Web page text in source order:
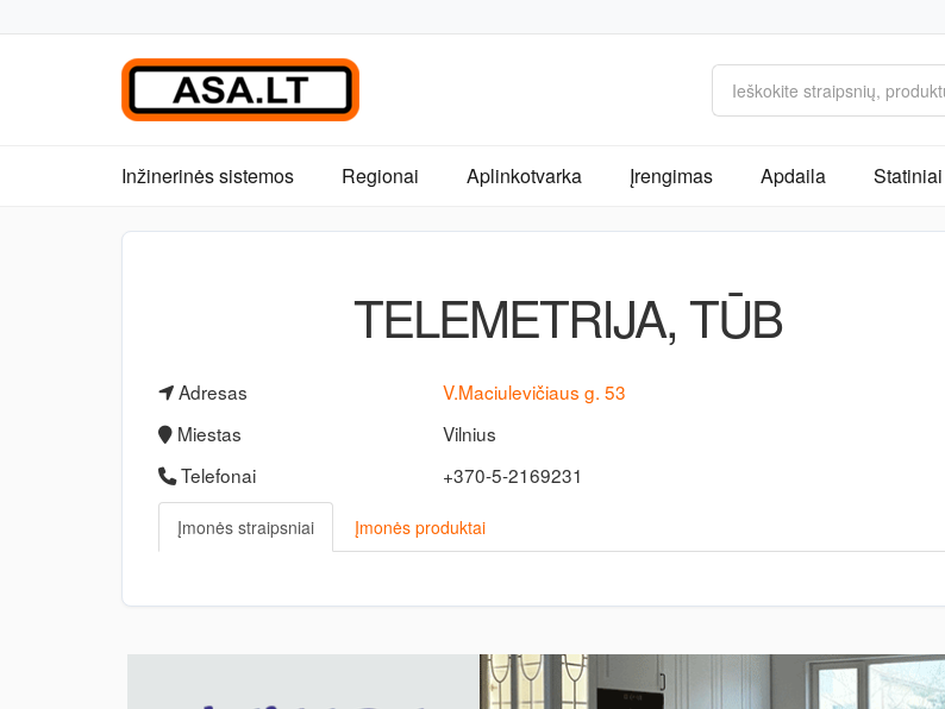
Inžinerinės sistemos Regionai Aplinkotvarka Įrengimas Apdaila Statiniai
TELEMETRIJA, TŪB
Adresas
V.Maciulevičiaus g. 53
Miestas
Vilnius
Telefonai
+370-5-2169231
Įmonės straipsniai Įmonės produktai